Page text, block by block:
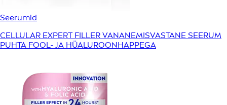
Seerumid
CELLULAR EXPERT FILLER VANANEMISVASTANE SEERUM
PUHTA FOOL- JA HÜALUROONHAPPEGA